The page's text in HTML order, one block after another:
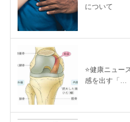
について
⭐️健康ニュー
感を出す「…